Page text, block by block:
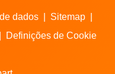
dados Sitemap
Definições de Cookie